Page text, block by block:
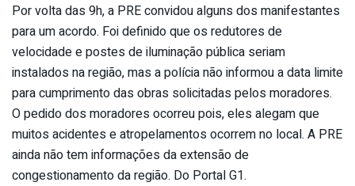
Por volta das 9h, a PRE convidou alguns dos manifestantes
para um acordo. Foi definido que os redutores de
velocidade e postes de iluminação pública seriam
instalados na região, mas a polícia não informou a data limite
para cumprimento das obras solicitadas pelos moradores.
O pedido dos moradores ocorreu pois, eles alegam que
muitos acidentes e atropelamentos ocorrem no local. A PRE
ainda não tem informações da extensão de
congestionamento da região. Do Portal G1.